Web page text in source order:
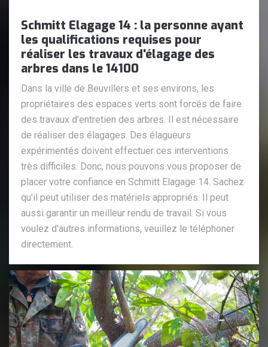
Schmitt Elagage 14 : la personne ayant
les qualifications requises pour
réaliser les travaux d'élagage des
arbres dans le 14100
Dans la ville de Beuvillers et ses environs, les
propriétaires des espaces verts sont forcés de faire
des travaux d'entretien des arbres. Il est nécessaire
de réaliser des élagages. Des élagueurs
expérimentés doivent effectuer ces interventions
très difficiles. Donc, nous pouvons vous proposer de
placer votre confiance en Schmitt Elagage 14. Sachez
qu'il peut utiliser des matériels appropriés. Il peut
aussi garantir un meilleur rendu de travail. Si vous
voulez d'autres informations, veuillez le téléphoner
directement.